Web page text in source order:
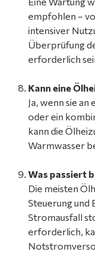
empfohlen –
intensiver
Überprüfung
erforderlich
Kann eine
Ja, wenn sie
oder ein
kann die
Warmwasser
Was passiert
Die meisten
Steuerung und
Stromausfall
erforderlich,